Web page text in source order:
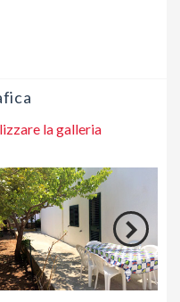
la galleria